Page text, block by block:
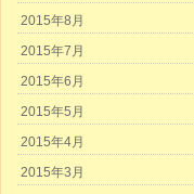
2015年8月
2015年7月
2015年6月
2015年5月
2015年4月
2015年3月